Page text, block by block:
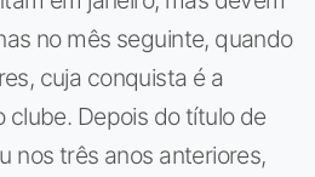
no mês seguinte, quando
cuja conquista é a
Depois do título de
nos três anos anteriores,